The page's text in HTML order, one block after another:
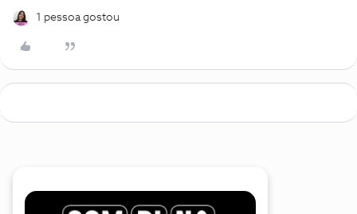
1 pessoa gostou